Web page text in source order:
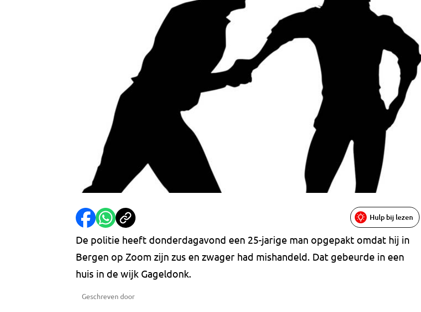
Hulp bij lezen
De politie heeft donderdagavond een 25-jarige man opgepakt omdat hij in
Bergen op Zoom zijn zus en zwager had mishandeld. Dat gebeurde in een
huis in de wijk Gageldonk.
Geschreven door